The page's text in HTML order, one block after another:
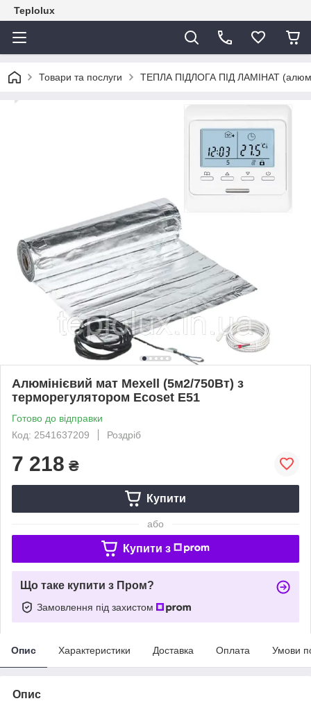
Teplolux
Товари та послуги ТЕПЛА ПІДЛОГА ПІД ЛАМІНАТ
Алюмінієвий мат Mexell (5м2/750Вт) з
терморегулятором Ecoset Е51
Готово до відправки
Код: 2541637209
Роздріб
7 218 ₴
Купити
або
Купити з
Що таке купити з Пром?
Замовлення під захистом
Опис Характеристики Доставка Оплата Умови
Опис